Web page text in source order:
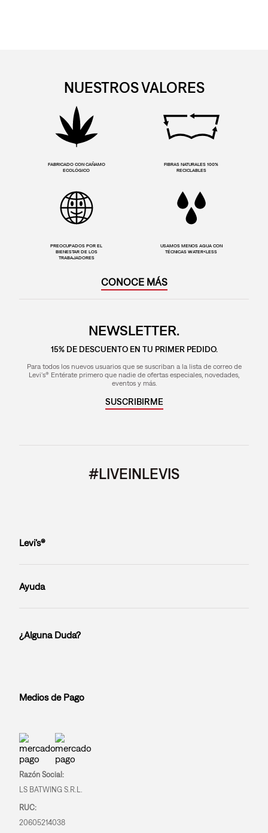
NUESTROS VALORES
FABRICADO CON CAÑAMO
ECOLÓGICO
FIBRAS NATURALES 100%
RECICLABLES
PREOCUPADOS POR EL
BIENESTAR DE LOS
TRABAJADORES
USAMOS MENOS AGUA CON
TÉCNICAS WATER<LESS
CONOCE MÁS
NEWSLETTER.
15% DE DESCUENTO EN TU PRIMER PEDIDO.
Para todos los nuevos usuarios que se suscriban a la lista de correo de
Levi's® Entérate primero que nadie de ofertas especiales, novedades,
eventos y más.
SUSCRIBIRME
#LIVEINLEVIS
Levi’s®
Ayuda
¿Alguna Duda?
Medios de Pago
Razón Social:
LS BATWING S.R.L.
RUC:
20605214038